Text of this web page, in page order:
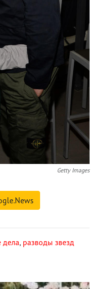
Getty Images
дела, разводы звезд